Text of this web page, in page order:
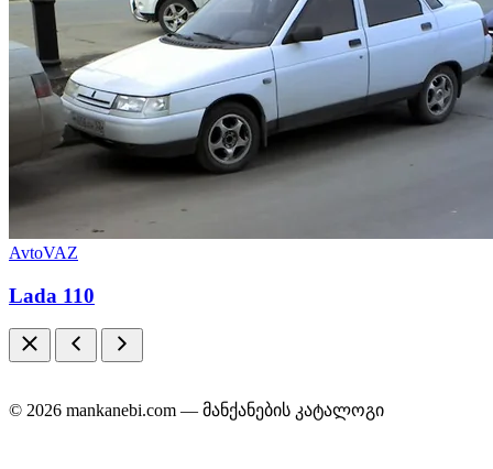
AvtoVAZ
Lada 110
© 2026 mankanebi.com — მანქანების კატალოგი